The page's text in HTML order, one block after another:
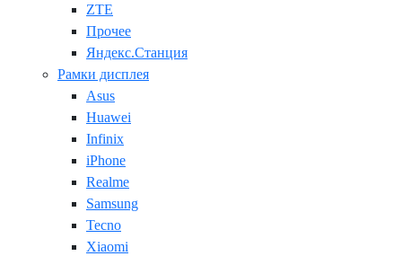
ZTE
Прочее
Яндекс.Станция
Рамки дисплея
Asus
Huawei
Infinix
iPhone
Realme
Samsung
Tecno
Xiaomi